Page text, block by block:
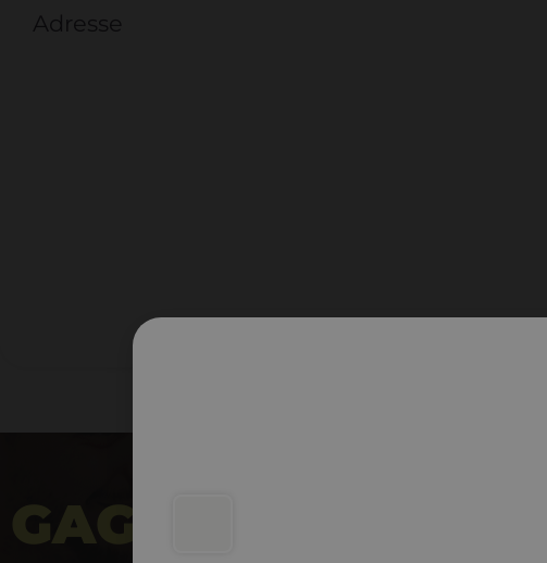
Adresse
GAGNEZ 5%